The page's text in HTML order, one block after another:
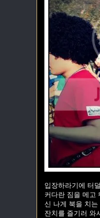
입장하라기에 터
커다란 짐을 메고
신 나게 북을 치
잔치를 즐기러 와